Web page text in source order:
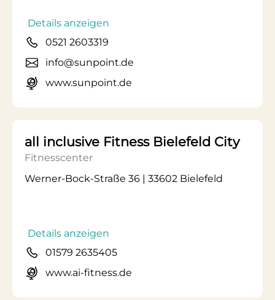
Details anzeigen
0521 2603319
info@sunpoint.de
www.sunpoint.de
all inclusive Fitness Bielefeld City
Fitnesscenter
Werner-Bock-Straße 36 | 33602 Bielefeld
Details anzeigen
01579 2635405
www.ai-fitness.de